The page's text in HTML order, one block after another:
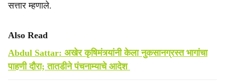
सत्तार म्हणाले.
Also Read
Abdul Sattar: अखेर कृषिमंत्र्यांनी केला नुकसानग्रस्त भागांचा
पाहणी दौरा; तातडीने पंचनाम्याचे आदेश